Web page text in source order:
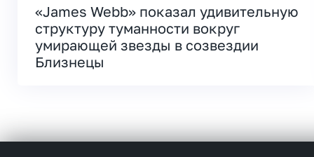
«James Webb» показал удивительную
структуру туманности вокруг
умирающей звезды в созвездии
Близнецы